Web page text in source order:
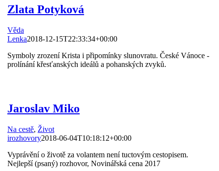
Zlata Potyková
Věda
Lenka2018-12-15T22:33:34+00:00
Symboly zrození Krista i připomínky slunovratu. České Vánoce -
prolínání křesťanských ideálů a pohanských zvyků.
Jaroslav Miko
Na cestě, Život
irozhovory2018-06-04T10:18:12+00:00
Vyprávění o životě za volantem není tuctovým cestopisem.
Nejlepší (psaný) rozhovor, Novinářská cena 2017